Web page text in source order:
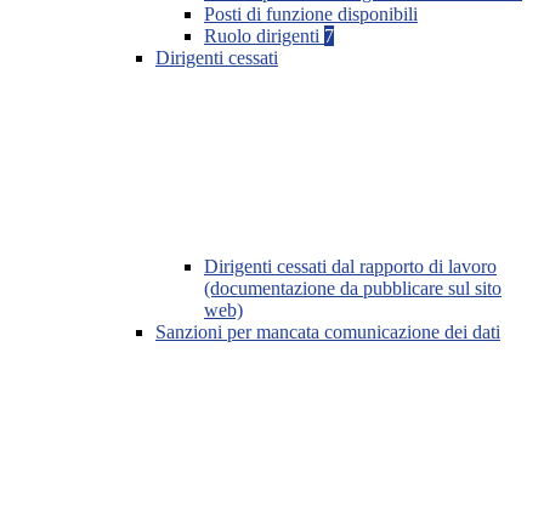
Posti di funzione disponibili
Ruolo dirigenti 7
Dirigenti cessati
Dirigenti cessati dal rapporto di lavoro
(documentazione da pubblicare sul sito
web)
Sanzioni per mancata comunicazione dei dati